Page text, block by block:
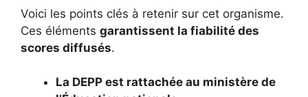
Voici les points clés à retenir sur cet organisme.
Ces éléments garantissent la fiabilité des
scores diffusés.
La DEPP est rattachée au ministère de